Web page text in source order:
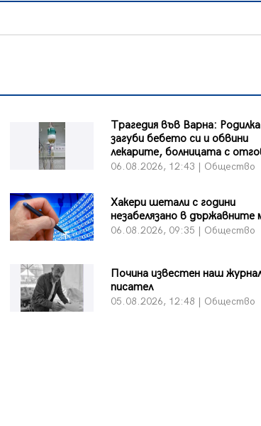
Трагедия във Варна: Родилка
загуби бебето си и обвини
лекарите, болницата с
06.08.2026, 12:43 | Общество
Хакери шетали с години
незабелязано в държавните
06.08.2026, 09:35 | Общество
Почина известен наш
писател
05.08.2026, 12:48 | Общество